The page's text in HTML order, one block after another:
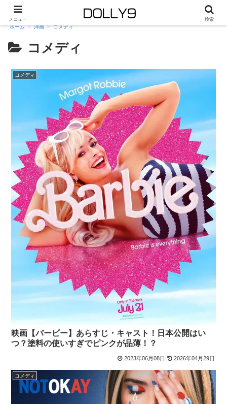
ホーム 洋画 コメディ
コメディ
コメディ
映画【バービー】あらすじ・キャスト！日本公開はい
つ？塗料の使いすぎでピンクが品薄！？
2023年06月08日 2026年04月29日
コメディ
メニュー 検索